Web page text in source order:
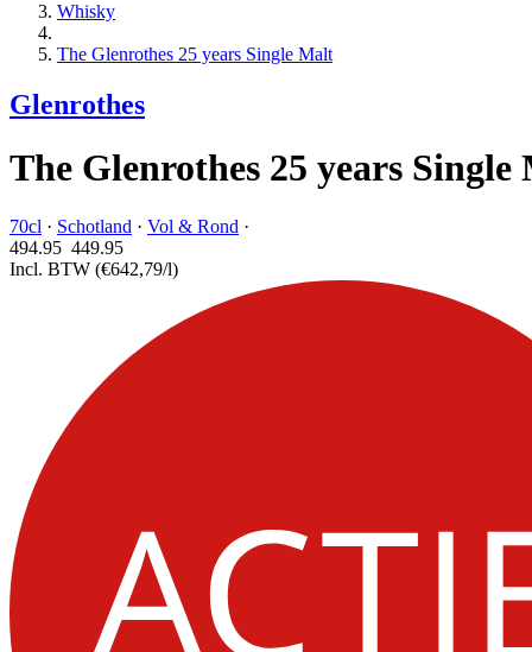
Whisky
The Glenrothes 25 years Single Malt
Glenrothes
The Glenrothes 25 years Single
70cl · Schotland · Vol & Rond ·
494.95 449.95
Incl. BTW (€642,79/l)